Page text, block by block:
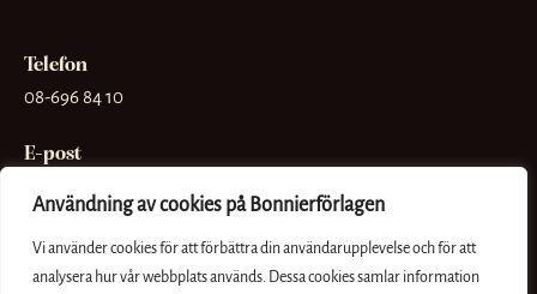
Användning av cookies på Bonnierförlagen
Vi använder cookies för att förbättra din användarupplevelse och för att
analysera hur vår webbplats används. Dessa cookies samlar information
Telefon
08-696 84 10
E-post
Besöksadress
Sveavägen 56